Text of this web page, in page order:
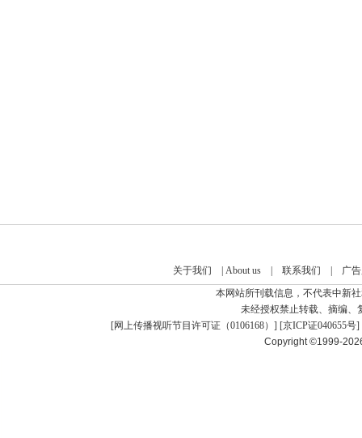
关于我们 About us| 联系我们
广
本网站所刊载信息，不代表中新
未经授权禁止转载、摘编、
[网上传播视听节目许可证（0106168） ] [京ICP证040655号]
Copyright ©1999-